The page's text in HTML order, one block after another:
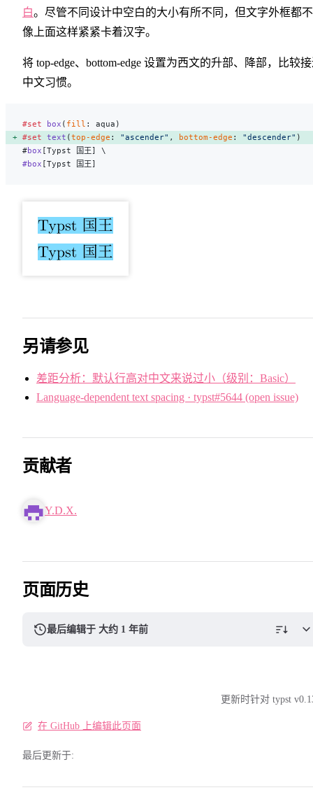
白。尽管不同设计中空白的大小有所不同，但文字外框都
像上面这样紧紧卡着汉字。
将 top-edge、bottom-edge 设置为西文的升部、降部，比较
中文习惯。
#set box ( fill : aqua)
#set text (top-edge : "ascender" , bottom-edge : "descender" )
#box [Typst 国王] \
#box [Typst 国王]
另请参见
差距分析：默认行高对中文来说过小（级别：Basic）
Language-dependent text spacing · typst#5644 (open issue)
贡献者
Y.D.X.
页面历史
最后编辑于 大约 1 年前
更新时针对 typst
在 GitHub 上编辑此页面
最后更新于: